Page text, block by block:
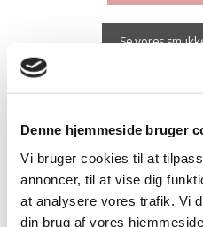
Denne hjemmeside bruger
Vi bruger cookies til at
annoncer, til at vise dig
at analysere vores trafik. Vi
din brug af vores
Se vores